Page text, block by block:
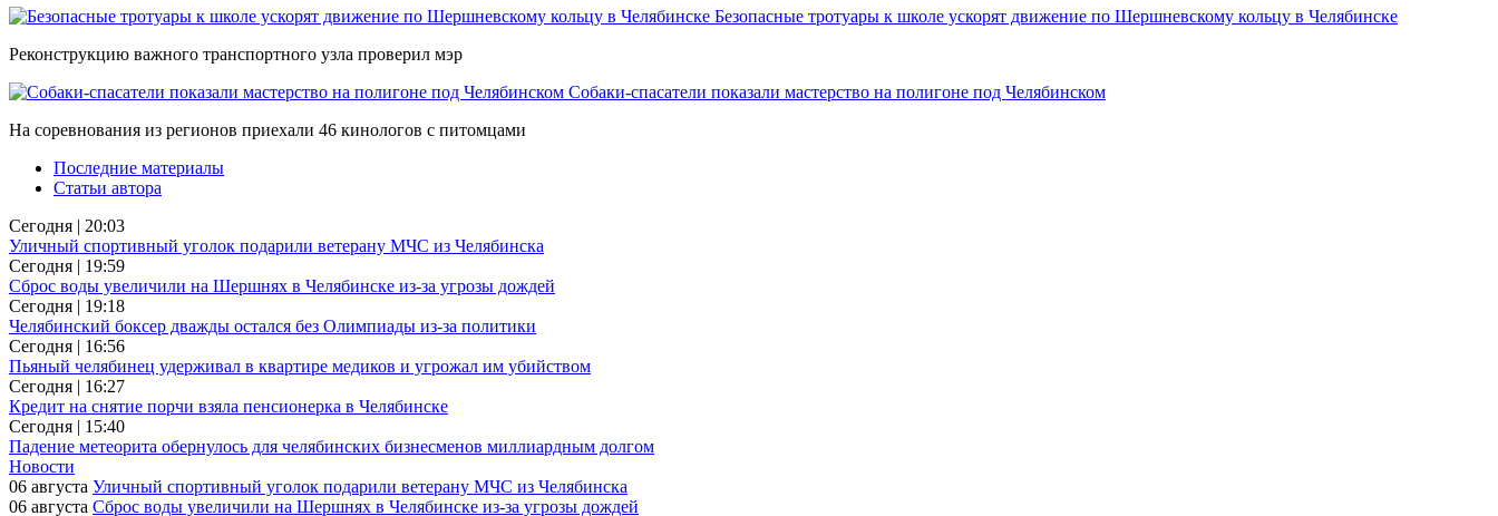
Безопасные тротуары к школе ускорят движение по Шершневскому кольцу в Челябинске
Реконструкцию важного транспортного узла проверил мэр
Собаки-спасатели показали мастерство на полигоне под Челябинском
На соревнования из регионов приехали 46 кинологов с питомцами
Последние материалы
Статьи автора
Сегодня | 20:03
Уличный спортивный уголок подарили ветерану МЧС из Челябинска
Сегодня | 19:59
Сброс воды увеличили на Шершнях в Челябинске из-за угрозы дождей
Сегодня | 19:18
Челябинский боксер дважды остался без Олимпиады из-за политики
Сегодня | 16:56
Пьяный челябинец удерживал в квартире медиков и угрожал им убийством
Сегодня | 16:27
Кредит на снятие порчи взяла пенсионерка в Челябинске
Сегодня | 15:40
Падение метеорита обернулось для челябинских бизнесменов миллиардным долгом
Новости
06 августа Уличный спортивный уголок подарили ветерану МЧС из Челябинска
06 августа Сброс воды увеличили на Шершнях в Челябинске из-за угрозы дождей